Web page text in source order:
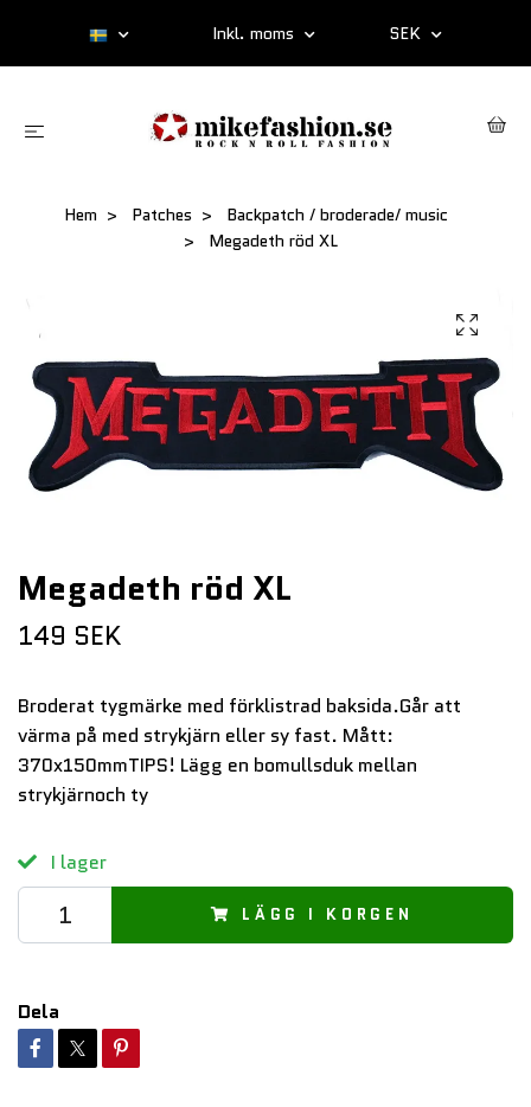
Inkl. moms SEK
Hem Patches
Backpatch / broderade/ music
Megadeth röd XL
Megadeth röd XL
149 SEK
Broderat tygmärke med förklistrad baksida.Går att
värma på med strykjärn eller sy fast. Mått:
370x150mmTIPS! Lägg en bomullsduk mellan
strykjärnoch ty
I lager
LÄGG I KORGEN
Dela